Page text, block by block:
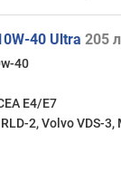
40 Ultra 205 л
40
E4/E7
2, Volvo VDS-